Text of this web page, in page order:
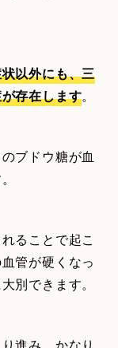
以外にも、三
存在します。
ブドウ糖が血
ることで起こ
管が硬くなっ
別できます。
進み、かなり